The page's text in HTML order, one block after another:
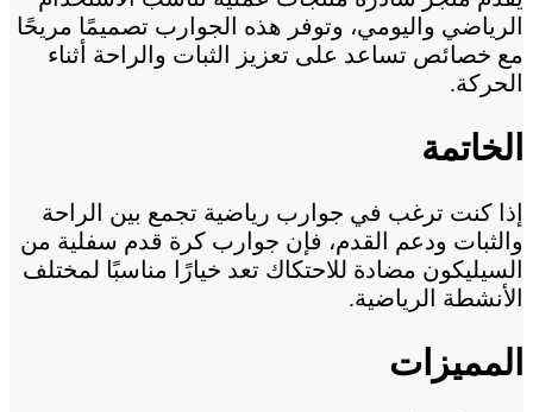
الرياضي واليومي، وتوفر هذه الجوارب تصميمًا مريحًا
مع خصائص تساعد على تعزيز الثبات والراحة أثناء
الحركة.
الخاتمة
إذا كنت ترغب في جوارب رياضية تجمع بين الراحة
والثبات ودعم القدم، فإن جوارب كرة قدم سفلية من
السيليكون مضادة للاحتكاك تعد خيارًا مناسبًا لمختلف
الأنشطة الرياضية.
المميزات